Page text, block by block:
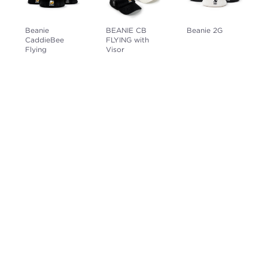
Beanie
CaddieBee
Flying
BEANIE CB
FLYING with
Visor
Beanie 2G